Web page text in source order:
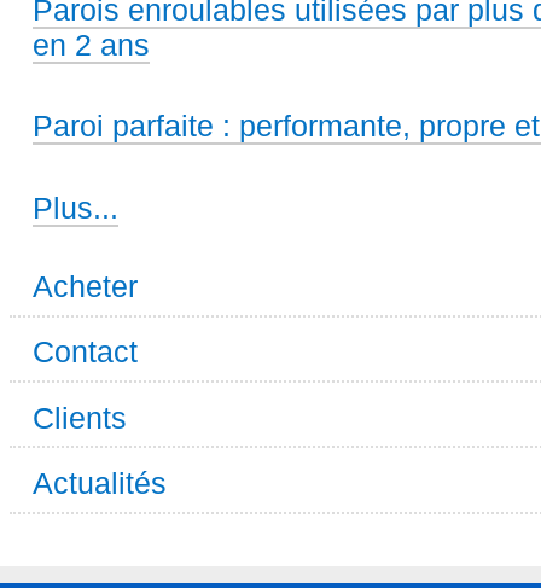
Parois enroulables utilisées par plus
en 2 ans
Paroi parfaite : performante, propre
Clients
satisfaits
Plus...
Acheter
Contact
Clients
Actualités